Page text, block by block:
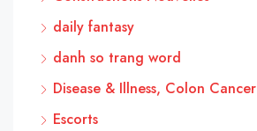
daily fantasy
danh so trang word
Disease & Illness, Colon Cancer
Escorts